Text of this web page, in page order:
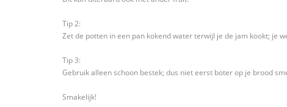
Tip 2:
Zet de potten in een pan kokend water terwijl je de jam kookt; je
Tip 3:
Gebruik alleen schoon bestek; dus niet eerst boter op je brood
Smakelijk!